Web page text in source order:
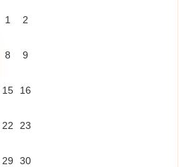
1 2
8 9
15 16
22 23
29 30